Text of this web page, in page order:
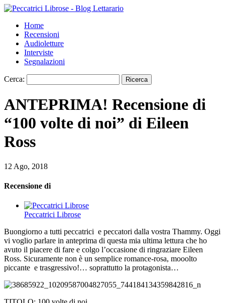
Home
Recensioni
Audioletture
Interviste
Segnalazioni
Cerca:
ANTEPRIMA! Recensione di
“100 volte di noi” di Eileen
Ross
12 Ago, 2018
Recensione di
Peccatrici Librose
Buongiorno a tutti peccatrici e peccatori dalla vostra Thammy. Oggi
vi voglio parlare in anteprima di questa mia ultima lettura che ho
avuto il piacere di fare e colgo l’occasione di ringraziare Eileen
Ross. Sicuramente non è un semplice romance-rosa, mooolto
piccante e trasgressivo!… soprattutto la protagonista…